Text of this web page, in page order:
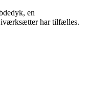
en
iværksætter har tilfælles.